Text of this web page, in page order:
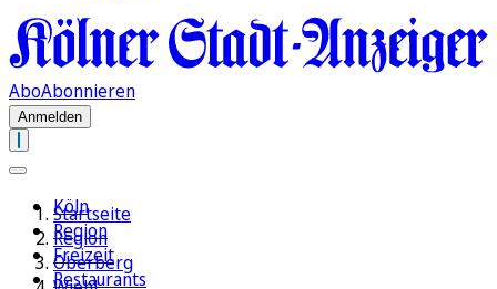
AboAbonnieren
Anmelden
Köln
Region
Freizeit
Restaurants
Startseite
Region
Oberberg